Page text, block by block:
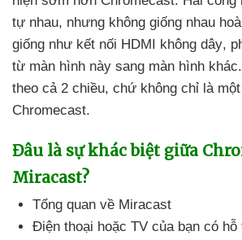
tự nhau, nhưng không giống nhau
giống như kết nối HDMI không dây,
từ màn hình này sang màn hình khác
theo cả 2 chiều, chứ không chỉ là
Chromecast.
Đâu là sự khác biệt giữa
Miracast?
Tổng quan về Miracast
Điện thoại hoặc TV của bạn có